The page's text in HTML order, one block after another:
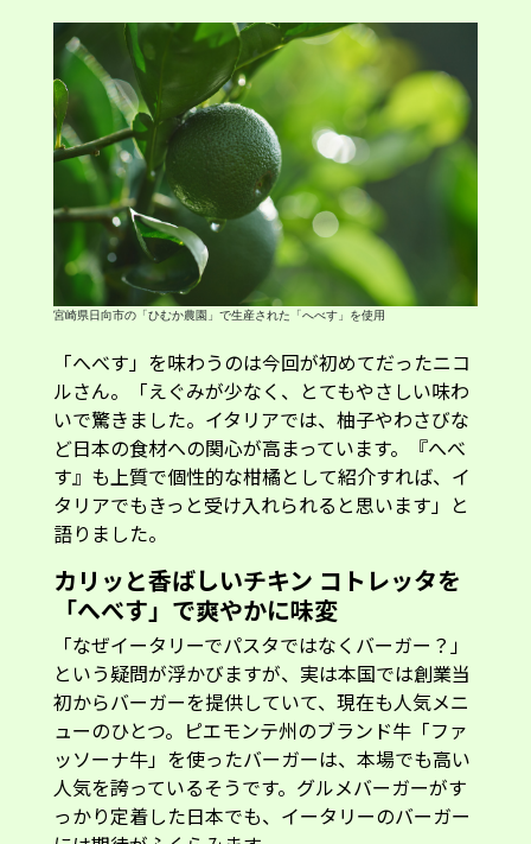
宮崎県日向市の「ひむか農園」で生産された「へべす」を使用
「へべす」を味わうのは今回が初めてだったニコ
ルさん。「えぐみが少なく、とてもやさしい味わ
いで驚きました。イタリアでは、柚子やわさびな
ど日本の食材への関心が高まっています。『へべ
す』も上質で個性的な柑橘として紹介すれば、イ
タリアでもきっと受け入れられると思います」と
語りました。
カリッと香ばしいチキン コトレッタを
「へべす」で爽やかに味変
「なぜイータリーでパスタではなくバーガー？」
という疑問が浮かびますが、実は本国では創業当
初からバーガーを提供していて、現在も人気メニ
ューのひとつ。ピエモンテ州のブランド牛「ファ
ッソーナ牛」を使ったバーガーは、本場でも高い
人気を誇っているそうです。グルメバーガーがす
っかり定着した日本でも、イータリーのバーガー